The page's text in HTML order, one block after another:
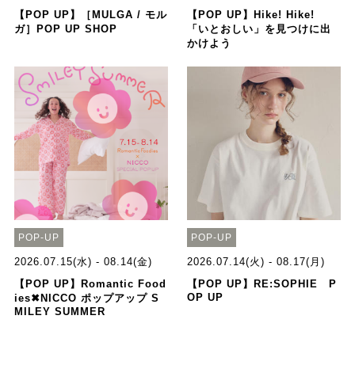
【POP UP】［MULGA / モル
ガ］POP UP SHOP
【POP UP】Hike! Hike!
「いとおしい」を見つけに出
かけよう
POP-UP
2026.07.15(水) - 08.14(金)
【POP UP】Romantic Food
ies✖NICCO ポップアップ S
MILEY SUMMER
POP-UP
2026.07.14(火) - 08.17(月)
【POP UP】RE:SOPHIE P
OP UP